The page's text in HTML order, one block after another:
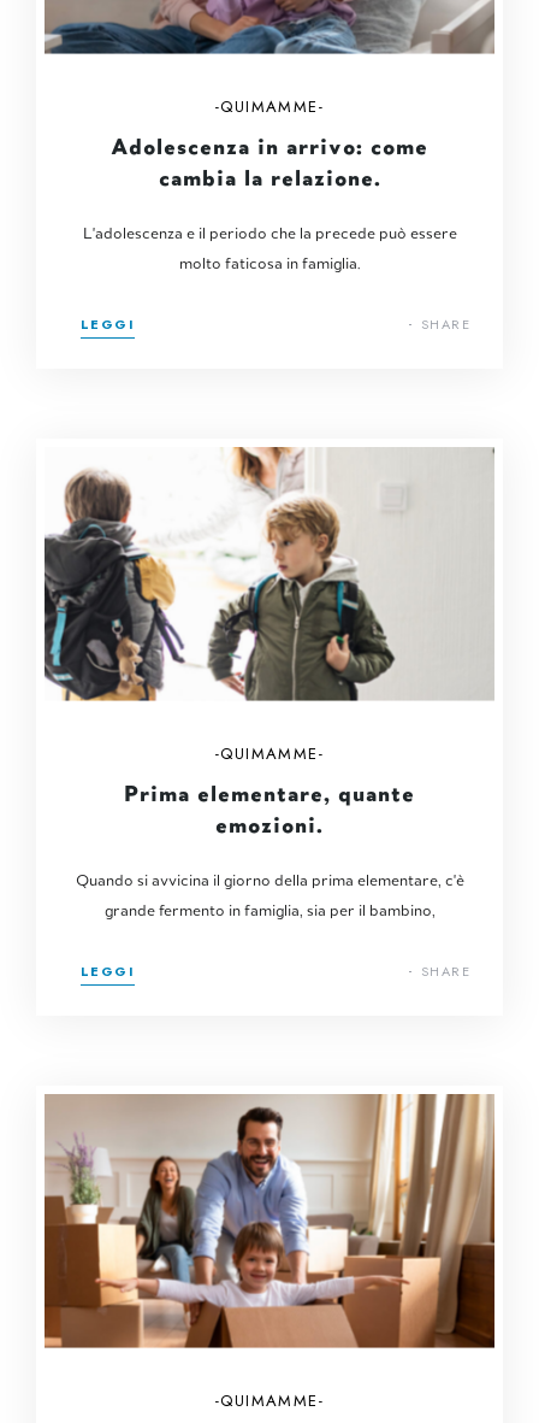
QUIMAMME
Adolescenza in arrivo: come
cambia la relazione.
L'adolescenza e il periodo che la precede può essere
molto faticosa in famiglia.
LEGGI SHARE
QUIMAMME
Prima elementare, quante
emozioni.
Quando si avvicina il giorno della prima elementare, c'è
grande fermento in famiglia, sia per il bambino,
LEGGI SHARE
QUIMAMME